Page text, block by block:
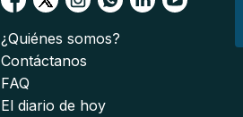
¿Quiénes somos?
Contáctanos
FAQ
El diario de hoy